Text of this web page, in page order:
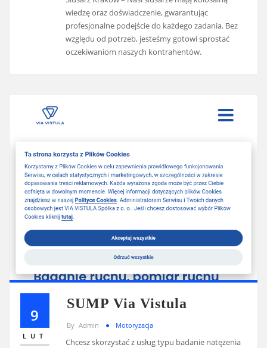
wiedzę oraz doświadczenie, gwarantując
profesjonalne podejście do każdego zadania. Bez
względu od potrzeb, jesteśmy gotowi sprostać
oczekiwaniom naszych kontrahentów.
9
LUT
SUMP Via Vistula
By Admin Motoryzacja
Chcesz skorzystać z usług typu badanie natężenia